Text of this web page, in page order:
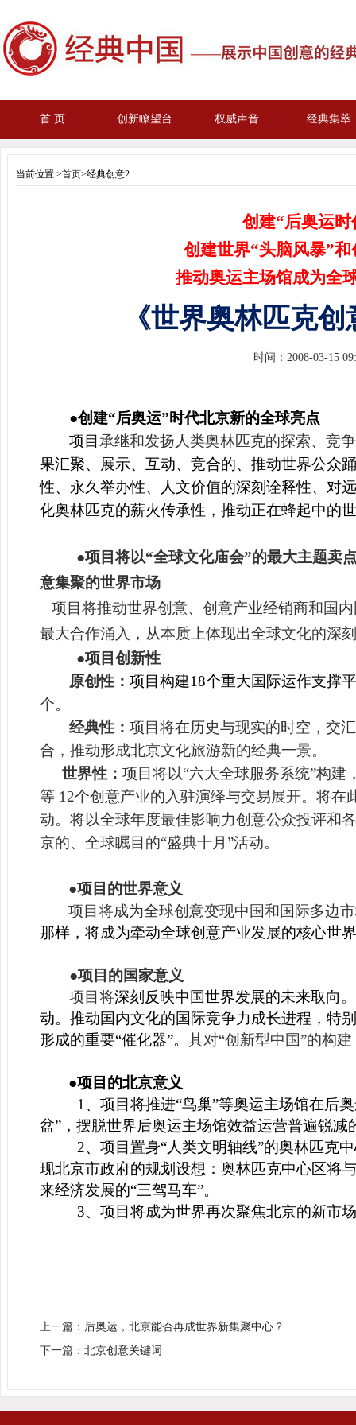
首 页 创新瞭望台 权威声音 经典集萃
当前位置 >首页>经典创意2
创建“后奥运
创建世界“头脑风暴”
推动奥运主场馆成为全
《世界奥林匹克
时间： 2008-03-15
●创建“后奥运”时代北京新的全球亮点
项目 承继和发扬人类奥林匹克的探索、竞
果汇聚、展示、互动、竞合的、推动世界公众
性、永久举办性、人文价值的深刻诠释性、对
化奥林匹克的薪火传承性，推动正在蜂起中的
●项目将以“全球文化庙会”的最大主题卖
意集聚的世界市场
项目将推动世界创意、创意产业经销商和国
最大合作涌入，从本质上体现出全球文化的深
●项目创新性
原创性： 项目构建18个重大国际运作支撑
个。
经典性： 项目将在历史与现实的时空，交
合，推动形成北京文化旅游新的经典一景。
世界性： 项目将以“六大全球服务系统”构
等 12个创意产业的入驻演绎与交易展开。将在
动。 将以全球年度最佳影响力创意公众投评和
京的、全球瞩目的“盛典十月”活动。
●项目的世界意义
项目将成为全球创意变现中国和国际多边
那样，将成为牵动全球创意产业发展的核心世
●项目的国家意义
项目将深刻反映中国世界发展的未来取向 。
动。推动国内文化的国际竞争力成长进程，特
形成的重要“催化器”。 其对“创新型中国”的构
●项目的北京意义
1 、项目将推进“鸟巢”等奥运主场馆在后
盆”，摆脱世界后奥运主场馆效益运营普遍锐减
2、项目置身“人类文明轴线”的奥林匹克
现北京市政府的规划设想：奥林匹克中心区将
来经济发展的“三驾马车”。
3、项目将成为世界再次聚焦北京的新市
上一篇： 后奥运，北京能否再成世界新集聚中心？
下一篇： 北京创意关键词